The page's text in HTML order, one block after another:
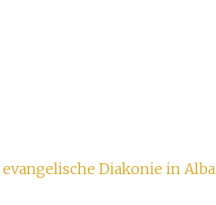
Diakonie in Alba